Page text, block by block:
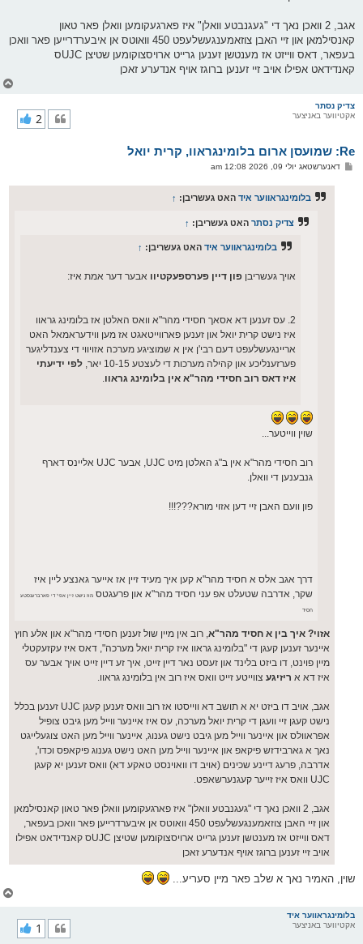
אגב, 2 וואכן נאך די "געגנבטע וואלן" איז פארגעקומען וואלן פאר טאון
קאנסילמאן און זיי האבן צוזאמענגעשלעפט 450 וואוטס אן איבערדרייען פאר וואכן
בעפאר, דאס ווייזט אז מענטשן זענען גרייט ארויסצוקומען שטיצן UJCס
קאנדידאט אפילו אויב זיי זענען ברוגז אויף אנדערע זאכן
צדיק נסתר
אקטיווער באניצער
Re: שמועסן ארום בלומינגראוו, קרית יואל
2
פדאנערשטאג יולי 09, 2026 12:08 am
בלומינגראווער איד האט געשריבן: ↑
צדיק נסתר האט געשריבן: ↑
בלומינגראווער איד האט געשריבן: ↑
אויך געשריבן פון דיין פערספעקטיוו אבער דער אמת איז:
2. עס זענען דא אסאך חסידי מהר"א וואס האלטן אז בלומינג גראוו
איז נישט קרית יואל און זענען פארווייטאגט אז מען ווידעראמאל האט
אריינגעשלעפט דעם רבי'ן אין א שמוציגע מערכה אזויווי די צענדליגער
פערזענליכע און קהילה מערכות די לעצטע 10-15 יאר,
לפי ידיעתי
איז דאס רוב חסידי מהר"א אין בלומינג גראוו
שוין ווייטער...
רוב חסידי מהר"א אין ב"ג האלטן מיט UJC, אבער UJC אליינס דארף
גנבענען די וואלן.
פון וועם האבן זיי דען אזוי מורא???!!!
דרך אגב אלס א חסיד מהר"א קען איך מעיד זיין אז אייער גאנצע ליין איז
שקר, אדרבה שטעלט אפ עני חסיד מהר"א און פרעגטס מוז נישט זיין אפי' די פארברענסטע
חסיד
אזוי? איך בין א חסיד מהר"א , רוב אין מיין שול זענען חסידי מהר"א און אלע חוץ
איינער זענען קעגן די "בלומינג גראוו איז קרית יואל מערכה", דאס איז עקזעקטלי
מיין פוינט, דו ביזט בלינד און זעסט נאר דיין זייט, איך זע דיין זייט אויך אבער עס
איז דא א ריזיגע צווייטע זייט וואס איז רוב אין בלומינג גראוו.
אגב, אויב דו ביזט יא א תושב דא ווייסטו אז רוב וואס זענען קעגן UJC זענען בכלל
נישט קעגן זיי וועגן די קרית יואל מערכה, עס איז איינער ווייל מען גיבט צופיל
אפראוולס און איינער ווייל מען גיבט נישט גענוג, איינער ווייל מען האט צוגעלייגט
נאך א גארבידזש פיקאפ און איינער ווייל מען האט נישט גענוג פיקאפס וכדו',
אדרבה, פרעג דיינע שכינים (אויב דו וואוינסט טאקע דא) וואס זענען יא קעגן
UJC וואס איז זייער קעגנערשאפט.
אגב, 2 וואכן נאך די "געגנבטע וואלן" איז פארגעקומען וואלן פאר טאון קאנסילמאן
און זיי האבן צוזאמענגעשלעפט 450 וואוטס אן איבערדרייען פאר וואכן בעפאר,
דאס ווייזט אז מענטשן זענען גרייט ארויסצוקומען שטיצן UJCס קאנדידאט אפילו
אויב זיי זענען ברוגז אויף אנדערע זאכן
שוין, האמיר נאך א שלב פאר מיין סעריע...
בלומינגראווער איד
אקטיווער באניצער
1